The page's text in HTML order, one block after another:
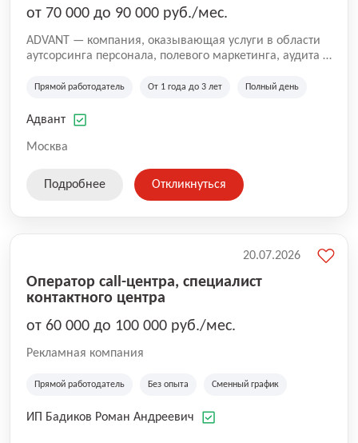
от 70 000 до 90 000 руб./мес.
ADVANT — компания, оказывающая услуги в области
аутсорсинга персонала, полевого маркетинга, аудита и
региональных клиентов. Мы работаем на рынке с
Казахстана и Беларуси, сотрудничая с компаниями из
Прямой работодатель От 1 года до 3 лет Полный день
Адвант
Москва
Подробнее Откликнуться
Оператор call-центра, специалист
контактного центра
от 60 000 до 100 000 руб./мес.
Рекламная компания
Прямой работодатель Без опыта Сменный график
ИП Бадиков Роман Андреевич
20.07.2026